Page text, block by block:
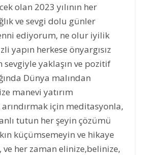
olan 2023 yılının her
ve sevgi dolu günler
ediyorum, ne olur iyilik
yapın herkese önyargısız
yaklaşın ve pozitif
Dünya malından
manevi yatırım
için meditasyonla,
tutun her şeyin çözümü
küçümsemeyin ve hikaye
ve her zaman elinize,belinize,